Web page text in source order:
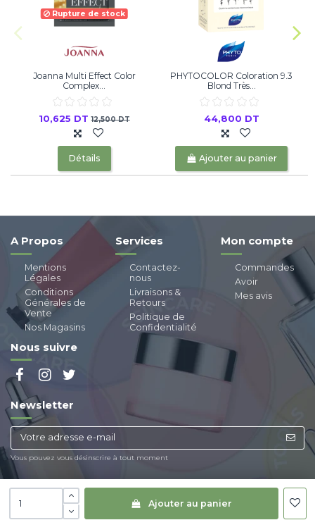
Ajouter au panier
Rupture de stock
Joanna Multi Effect Color
Complex...
10,625 DT12,500 DT
Détails
PHYTOCOLOR Coloration 9.3
Blond Très...
44,800 DT
Ajouter au panier
A Propos
Mentions
Légales
Conditions
Générales de
Vente
Nos Magasins
Services
Contactez-
nous
Livraisons &
Retours
Politique de
Confidentialité
Mon compte
Commandes
Avoir
Mes avis
Nous suivre
Newsletter
Vous pouvez vous désinscrire à tout moment